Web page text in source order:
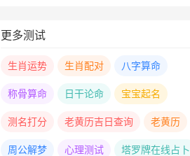
更多测试
生肖运势 生肖配对 八字算命
称骨算命 日干论命 宝宝起名
测名打分 老黄历吉日查询 老黄历
周公解梦 心理测试 塔罗牌在线占卜